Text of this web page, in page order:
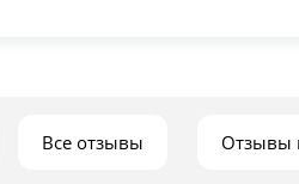
Отзывы
Все отзывы